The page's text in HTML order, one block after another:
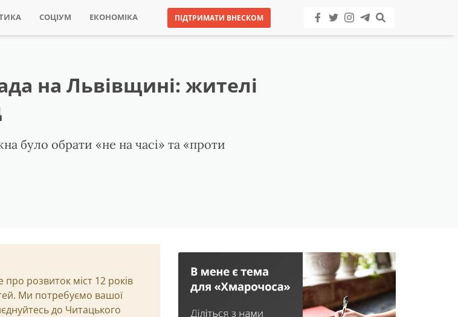
СОЦІУМ ЕКОНОМІКА ПІДТРИМАТИ ВНЕСКОМ
на Львівщині: жителі
було обрати «не на часі» та «проти
розвиток міст 12 років
Ми потребуємо вашої
до Читацького